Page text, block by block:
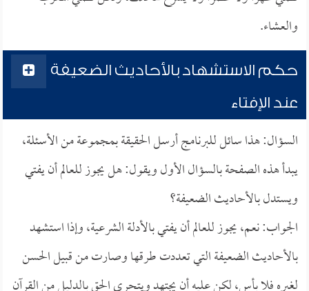
والعشاء.
حكم الاستشهاد بالأحاديث الضعيفة
عند الإفتاء
السؤال: هذا سائل للبرنامج أرسل الحقيقة بمجموعة من الأسئلة،
يبدأ هذه الصفحة بالسؤال الأول ويقول: هل يجوز للعالم أن يفتي
ويستدل بالأحاديث الضعيفة؟
الجواب: نعم، يجوز للعالم أن يفتي بالأدلة الشرعية، وإذا استشهد
بالأحاديث الضعيفة التي تعددت طرقها وصارت من قبيل الحسن